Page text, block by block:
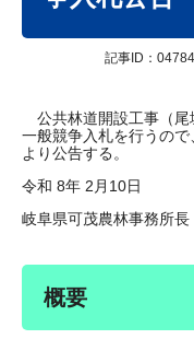
記事ID：
公共林道開設工事（尾
一般競争入札を行うの
より公告する。
令和 8年 2月10日
岐阜県可茂農林事務
概要